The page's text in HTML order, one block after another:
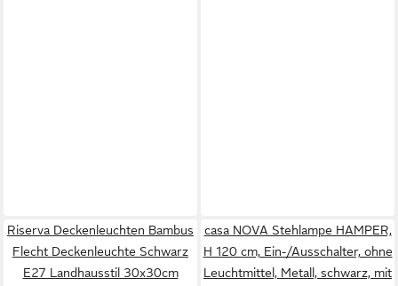
Riserva Deckenleuchten Bambus
Flecht Deckenleuchte Schwarz
E27 Landhausstil 30x30cm
casa NOVA Stehlampe HAMPER,
H 120 cm, Ein-/Ausschalter, ohne
Leuchtmittel, Metall, schwarz, mit